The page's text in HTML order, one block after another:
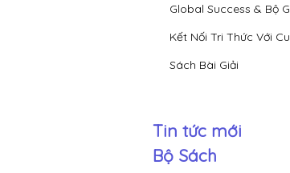
Global Success & Bộ
Kết Nối Tri Thức Với
Sách Bài Giải
Tin tức mới
Bộ Sách